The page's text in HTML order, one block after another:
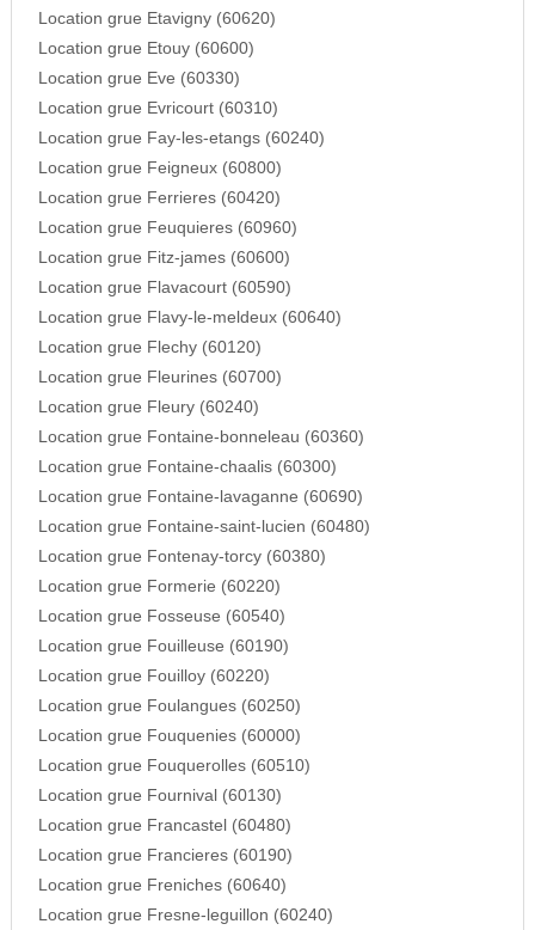
Location grue Etavigny (60620)
Location grue Etouy (60600)
Location grue Eve (60330)
Location grue Evricourt (60310)
Location grue Fay-les-etangs (60240)
Location grue Feigneux (60800)
Location grue Ferrieres (60420)
Location grue Feuquieres (60960)
Location grue Fitz-james (60600)
Location grue Flavacourt (60590)
Location grue Flavy-le-meldeux (60640)
Location grue Flechy (60120)
Location grue Fleurines (60700)
Location grue Fleury (60240)
Location grue Fontaine-bonneleau (60360)
Location grue Fontaine-chaalis (60300)
Location grue Fontaine-lavaganne (60690)
Location grue Fontaine-saint-lucien (60480)
Location grue Fontenay-torcy (60380)
Location grue Formerie (60220)
Location grue Fosseuse (60540)
Location grue Fouilleuse (60190)
Location grue Fouilloy (60220)
Location grue Foulangues (60250)
Location grue Fouquenies (60000)
Location grue Fouquerolles (60510)
Location grue Fournival (60130)
Location grue Francastel (60480)
Location grue Francieres (60190)
Location grue Freniches (60640)
Location grue Fresne-leguillon (60240)